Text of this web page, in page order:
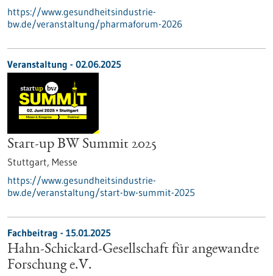
https://www.gesundheitsindustrie-
bw.de/veranstaltung/pharmaforum-2026
Veranstaltung - 02.06.2025
Start-up BW Summit 2025
Stuttgart, Messe
https://www.gesundheitsindustrie-
bw.de/veranstaltung/start-bw-summit-2025
Fachbeitrag - 15.01.2025
Hahn-Schickard-Gesellschaft für angewandte
Forschung e.V.